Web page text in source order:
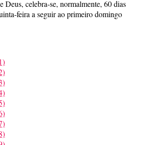
Deus, celebra-se, normalmente, 60 dias
feira a seguir ao primeiro domingo